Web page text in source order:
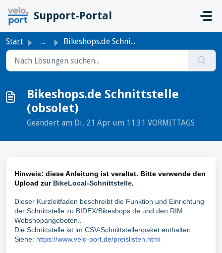
Support-Portal
Start ... Bikeshops.de Schnittstelle (obsolet)
Bikeshops.de Schnittstelle
(obsolet)
Geändert am Di, 21 Apr um 11:31 VORMITTAGS
Hinweis: diese Anleitung ist veraltet. Bitte verwende den
Upload zur BikeLocal-Schnittstelle.
Dieser Kurzleitfaden beschreibt die Funktion und Einrichtung
der Schnittstelle zu BIDEX/Bikeshops.de und den RIM
Webshopangeboten..
Die Schnittstelle ist im CSV-Schnittstellenpaket enthalten.
Siehe: https://www.velo-port.de/preislisten.html